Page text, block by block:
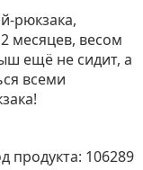
рюкзака,
месяцев, весом
ещё не сидит, а
всеми
продукта: 106289